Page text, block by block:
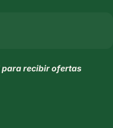
para recibir ofertas